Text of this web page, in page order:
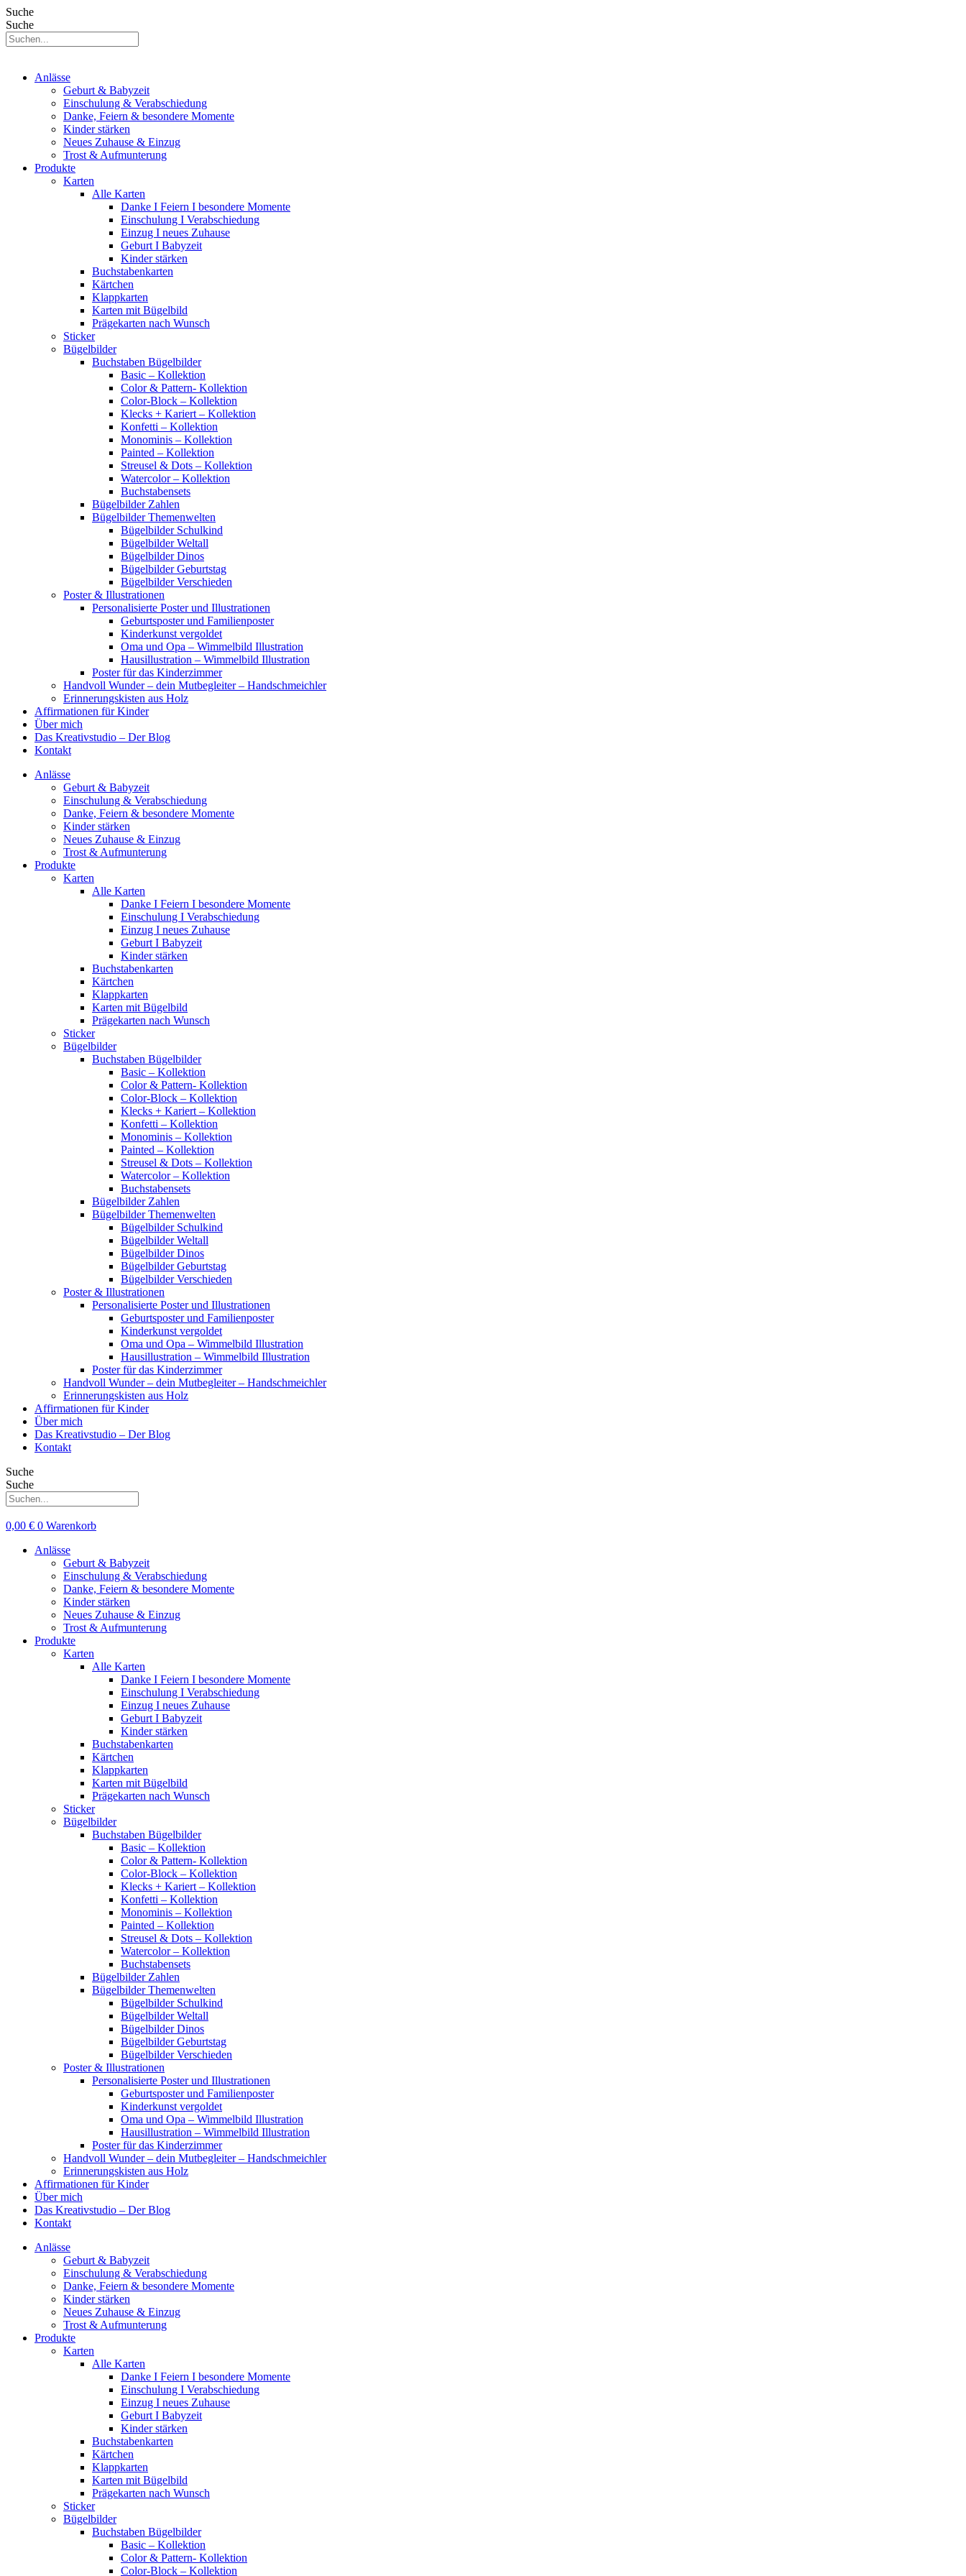
Suche
Suche
Anlässe
Geburt & Babyzeit
Einschulung & Verabschiedung
Danke, Feiern & besondere Momente
Kinder stärken
Neues Zuhause & Einzug
Trost & Aufmunterung
Produkte
Karten
Alle Karten
Danke I Feiern I besondere Momente
Einschulung I Verabschiedung
Einzug I neues Zuhause
Geburt I Babyzeit
Kinder stärken
Buchstabenkarten
Kärtchen
Klappkarten
Karten mit Bügelbild
Prägekarten nach Wunsch
Sticker
Bügelbilder
Buchstaben Bügelbilder
Basic – Kollektion
Color & Pattern- Kollektion
Color-Block – Kollektion
Klecks + Kariert – Kollektion
Konfetti – Kollektion
Monominis – Kollektion
Painted – Kollektion
Streusel & Dots – Kollektion
Watercolor – Kollektion
Buchstabensets
Bügelbilder Zahlen
Bügelbilder Themenwelten
Bügelbilder Schulkind
Bügelbilder Weltall
Bügelbilder Dinos
Bügelbilder Geburtstag
Bügelbilder Verschieden
Poster & Illustrationen
Personalisierte Poster und Illustrationen
Geburtsposter und Familienposter
Kinderkunst vergoldet
Oma und Opa – Wimmelbild Illustration
Hausillustration – Wimmelbild Illustration
Poster für das Kinderzimmer
Handvoll Wunder – dein Mutbegleiter – Handschmeichler
Erinnerungskisten aus Holz
Affirmationen für Kinder
Über mich
Das Kreativstudio – Der Blog
Kontakt
Anlässe
Geburt & Babyzeit
Einschulung & Verabschiedung
Danke, Feiern & besondere Momente
Kinder stärken
Neues Zuhause & Einzug
Trost & Aufmunterung
Produkte
Karten
Alle Karten
Danke I Feiern I besondere Momente
Einschulung I Verabschiedung
Einzug I neues Zuhause
Geburt I Babyzeit
Kinder stärken
Buchstabenkarten
Kärtchen
Klappkarten
Karten mit Bügelbild
Prägekarten nach Wunsch
Sticker
Bügelbilder
Buchstaben Bügelbilder
Basic – Kollektion
Color & Pattern- Kollektion
Color-Block – Kollektion
Klecks + Kariert – Kollektion
Konfetti – Kollektion
Monominis – Kollektion
Painted – Kollektion
Streusel & Dots – Kollektion
Watercolor – Kollektion
Buchstabensets
Bügelbilder Zahlen
Bügelbilder Themenwelten
Bügelbilder Schulkind
Bügelbilder Weltall
Bügelbilder Dinos
Bügelbilder Geburtstag
Bügelbilder Verschieden
Poster & Illustrationen
Personalisierte Poster und Illustrationen
Geburtsposter und Familienposter
Kinderkunst vergoldet
Oma und Opa – Wimmelbild Illustration
Hausillustration – Wimmelbild Illustration
Poster für das Kinderzimmer
Handvoll Wunder – dein Mutbegleiter – Handschmeichler
Erinnerungskisten aus Holz
Affirmationen für Kinder
Über mich
Das Kreativstudio – Der Blog
Kontakt
Suche
Suche
0,00 € 0 Warenkorb
Anlässe
Geburt & Babyzeit
Einschulung & Verabschiedung
Danke, Feiern & besondere Momente
Kinder stärken
Neues Zuhause & Einzug
Trost & Aufmunterung
Produkte
Karten
Alle Karten
Danke I Feiern I besondere Momente
Einschulung I Verabschiedung
Einzug I neues Zuhause
Geburt I Babyzeit
Kinder stärken
Buchstabenkarten
Kärtchen
Klappkarten
Karten mit Bügelbild
Prägekarten nach Wunsch
Sticker
Bügelbilder
Buchstaben Bügelbilder
Basic – Kollektion
Color & Pattern- Kollektion
Color-Block – Kollektion
Klecks + Kariert – Kollektion
Konfetti – Kollektion
Monominis – Kollektion
Painted – Kollektion
Streusel & Dots – Kollektion
Watercolor – Kollektion
Buchstabensets
Bügelbilder Zahlen
Bügelbilder Themenwelten
Bügelbilder Schulkind
Bügelbilder Weltall
Bügelbilder Dinos
Bügelbilder Geburtstag
Bügelbilder Verschieden
Poster & Illustrationen
Personalisierte Poster und Illustrationen
Geburtsposter und Familienposter
Kinderkunst vergoldet
Oma und Opa – Wimmelbild Illustration
Hausillustration – Wimmelbild Illustration
Poster für das Kinderzimmer
Handvoll Wunder – dein Mutbegleiter – Handschmeichler
Erinnerungskisten aus Holz
Affirmationen für Kinder
Über mich
Das Kreativstudio – Der Blog
Kontakt
Anlässe
Geburt & Babyzeit
Einschulung & Verabschiedung
Danke, Feiern & besondere Momente
Kinder stärken
Neues Zuhause & Einzug
Trost & Aufmunterung
Produkte
Karten
Alle Karten
Danke I Feiern I besondere Momente
Einschulung I Verabschiedung
Einzug I neues Zuhause
Geburt I Babyzeit
Kinder stärken
Buchstabenkarten
Kärtchen
Klappkarten
Karten mit Bügelbild
Prägekarten nach Wunsch
Sticker
Bügelbilder
Buchstaben Bügelbilder
Basic – Kollektion
Color & Pattern- Kollektion
Color-Block – Kollektion